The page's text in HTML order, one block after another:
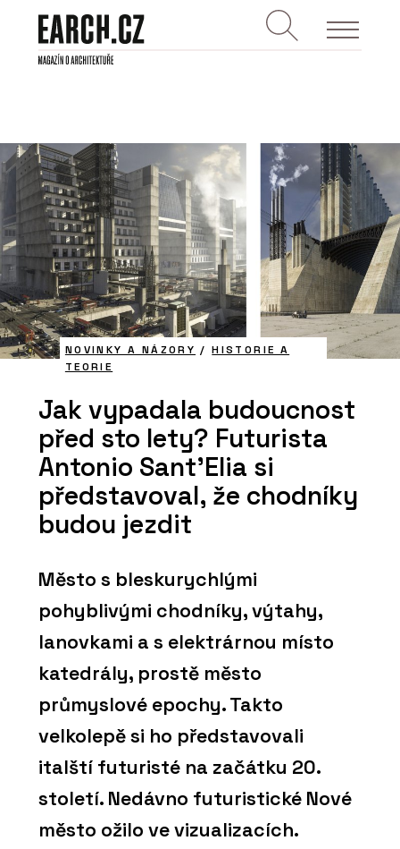
NOVINKY A NÁZORY /HISTORIE A
TEORIE
Jak vypadala budoucnost
před sto lety? Futurista
Antonio Sant’Elia si
představoval, že chodníky
budou jezdit
Město s bleskurychlými
pohyblivými chodníky, výtahy,
lanovkami a s elektrárnou místo
katedrály, prostě město
průmyslové epochy. Takto
velkolepě si ho představovali
italští futuristé na začátku 20.
století. Nedávno futuristické Nové
město ožilo ve vizualizacích.